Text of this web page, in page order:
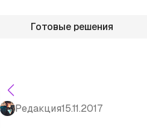
Готовые решения
Редакция15.11.2017